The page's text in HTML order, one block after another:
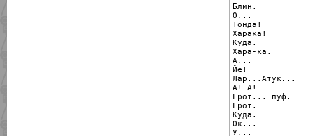
Блин.
О...
Тонда!
Харака!
Куда.
Хара-ка.
А...
Йе!
Лар...Атук...
А! А!
Грот... пуф.
Грот.
Куда.
Ок...
У...